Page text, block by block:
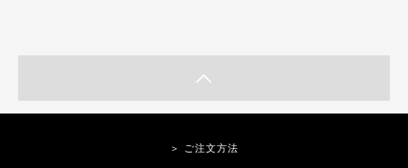
＞ ご注文方法